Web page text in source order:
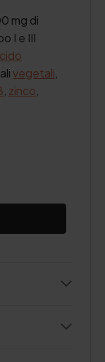
mg di
I e III
vegetali
zinco